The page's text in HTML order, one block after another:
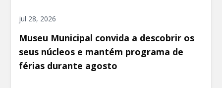
jul 28, 2026
Museu Municipal convida a descobrir os
seus núcleos e mantém programa de
férias durante agosto